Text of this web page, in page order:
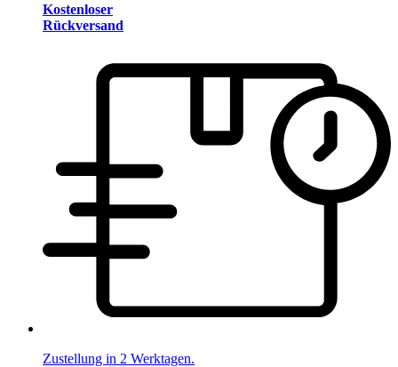
Kostenloser
Rückversand
Zustellung in 2 Werktagen.